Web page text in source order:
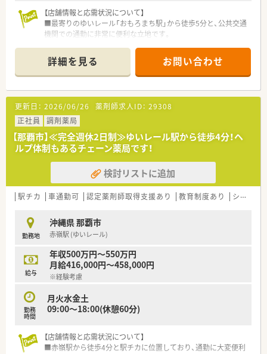
【店舗情報と応需状況について】
■最寄りのゆいレール「おもろまち駅」から徒歩5分と、公共交通
機関での通勤に非常に便利な立地です。
の処方箋を受け付けています。
■現在は薬剤師の正社員2名と事務員2名が在籍しており、協力
しながら業務を進めています。
【募集背景と求める人物像について】
■今回は、さらなる体制強化とサービス向上のため、中心となっ
て活躍いただく管理薬剤師の募集です。
■ご経験も大切ですが、それ以上に協調性を持ち、周囲と円滑に
コミュニケーションが取れるお人柄を重視しています。
■沖縄県外からの移住を希望される方も含め、地域に根ざして長
く定着していただける方を歓迎します。
【法人特徴について】
■沖縄県那覇市近郊に10店舗の調剤薬局を集中展開しており、
■全店舗が近隣エリアにあるため、急なお休みなどが発生した際
にも万全なヘルプ体制が整っています。
■30代前半の薬剤師である社長が、従業員が気持ちよく働ける
ような薬局づくりを第一に考えています。
【求人情報について】
■管理薬剤師としての採用で、ご経験やスキルを最大限考慮し、
年収600万円までのご提示が可能です。
■昇給は年1回、賞与は年2回しっかりと支給され、日々の頑張り
がきちんと評価される給与体系です。
安心して長く勤務いただけます。
詳細を見る お問い合わせ
更新日： 2026/06/26 薬剤師求人ID： 29308
正社員
調剤薬局
【那覇市】≪完全週休2日制≫ゆいレール駅から徒歩4分！ヘ
ルプ体制もあるチェーン薬局です！
検討リストに追加
駅チカ 車通勤可 認定薬剤師取得支援あり 教育制度あり シフト制
勤務地
沖縄県 那覇市
赤嶺駅 (ゆいレール)
給与
年収500万円～550万円
月給416,000円～458,000円
※経験考慮
勤務
時間
月火水金土
09:00～18:00(休憩60分)
【店舗情報と応需状況について】
■赤嶺駅から徒歩4分と駅チカに位置しており、通勤に大変便利